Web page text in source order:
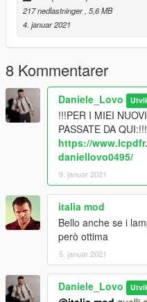
217 nedlastninger, 5,6 MB
4. januar 2021
8 Kommentarer
Daniele_Lovo
!!!PER I MIEI
PASSATE DA QUI:!!!
https://
daniellovo0495/
9. januar 2021
italia mod
Bello anche se i
però ottima
5. januar 2021
Daniele_Lovo